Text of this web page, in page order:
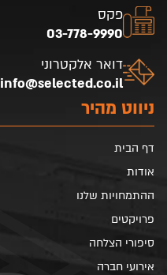
ניווט מהיר
דף הבית
אודות
ההתמחויות שלנו
פרויקטים
סיפורי הצלחה
אירועי חברה
פקס
03-778-9990
דואר אלקטרוני
info@selected.co.il